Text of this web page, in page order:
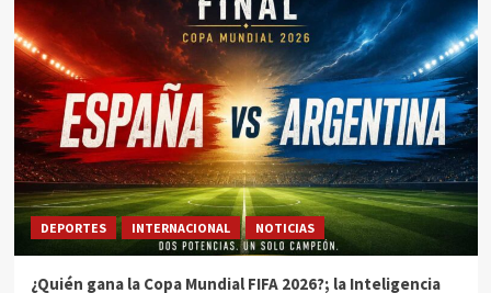
DEPORTES INTERNACIONAL NOTICIAS
¿Quién gana la Copa Mundial FIFA 2026?; la Inteligencia